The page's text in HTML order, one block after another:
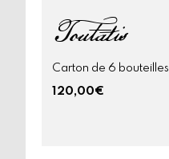
Toutatis
Carton de 6 bouteilles
120,00€